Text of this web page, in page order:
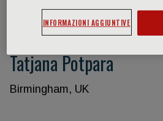
Tatjana Potpara
Birmingham, UK
INFORMAZIONI AGGIUNTIVE